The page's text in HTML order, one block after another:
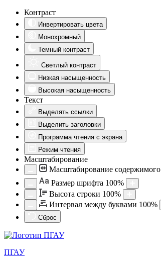
Контраст
Инвертировать цвета
Монохромный
Темный контраст
Светлый контраст
Низкая насыщенность
Высокая насыщенность
Текст
Выделять ссылки
Выделить заголовки
Программа чтения с экрана
Режим чтения
Масштабирование
Масштабирование содержимого
Aa Размер шрифта 100%
Высота строки 100%
Интервал между буквами 100%
Сброс
ПГАУ